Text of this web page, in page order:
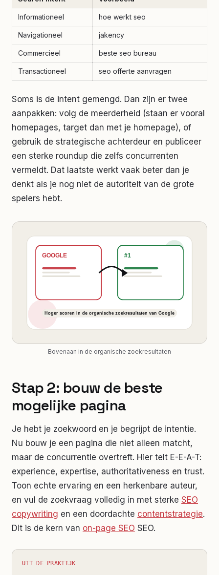
Informationeel hoe werkt seo
Navigationeel jakency
Commercieel beste seo bureau
Transactioneel seo offerte aanvragen
Soms is de intent gemengd. Dan zijn er twee
aanpakken: volg de meerderheid (staan er vooral
homepages, target dan met je homepage), of
gebruik de strategische achterdeur en publiceer
een sterke roundup die zelfs concurrenten
vermeldt. Dat laatste werkt vaak beter dan je
denkt als je nog niet de autoriteit van de grote
spelers hebt.
Bovenaan in de organische zoekresultaten
Stap 2: bouw de beste
mogelijke pagina
Je hebt je zoekwoord en je begrijpt de intentie.
Nu bouw je een pagina die niet alleen matcht,
maar de concurrentie overtreft. Hier telt E-E-A-T:
experience, expertise, authoritativeness en trust.
Toon echte ervaring en een herkenbare auteur,
en vul de zoekvraag volledig in met sterke SEO
copywriting en een doordachte contentstrategie.
Dit is de kern van on-page SEO SEO.
UIT DE PRAKTIJK